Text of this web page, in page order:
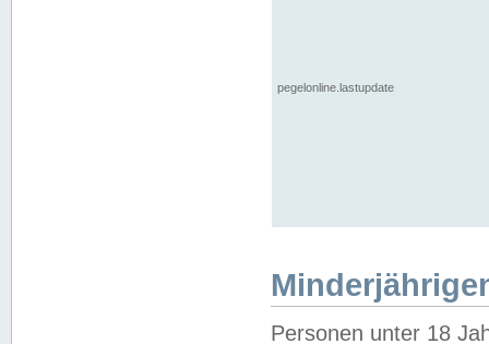
pegelonline.lastupdate
Personen unter 18